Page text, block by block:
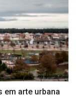
em arte urbana